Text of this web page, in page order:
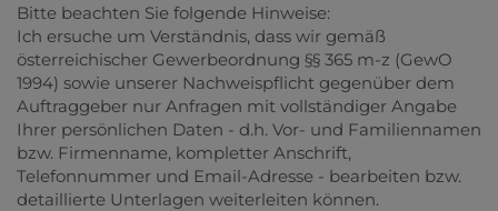
Bitte beachten Sie folgende Hinweise:
Ich ersuche um Verständnis, dass wir gemäß
österreichischer Gewerbeordnung §§ 365 m-z (GewO
1994) sowie unserer Nachweispflicht gegenüber dem
Auftraggeber nur Anfragen mit vollständiger Angabe
Ihrer persönlichen Daten - d.h. Vor- und Familiennamen
bzw. Firmenname, kompletter Anschrift,
Telefonnummer und Email-Adresse - bearbeiten bzw.
detaillierte Unterlagen weiterleiten können.